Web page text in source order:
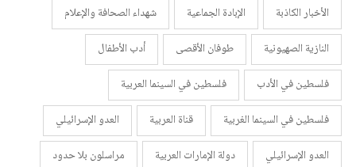
الأخبار الكاذبة
الإبادة الجماعية
شهداء الصحافة والإعلام
النازية الصهيونية
طوفان الأقصى
أدب الأطفال
فلسطين في الأدب
فلسطين في السينما العربية
فلسطين في السينما الغربية
قناة العربية
العدو الإسرائيلي
العدو الإسرائيلي
دولة الإمارات العربية
مراسلون بلا حدود